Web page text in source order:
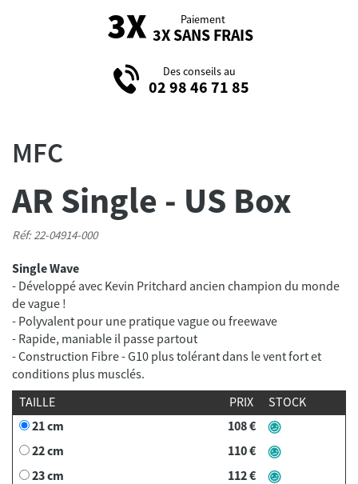
Paiement
3X SANS FRAIS
Des conseils au
02 98 46 71 85
MFC
AR Single - US Box
Réf: 22-04914-000
Single Wave
- Développé avec Kevin Pritchard ancien champion du monde
de vague !
- Polyvalent pour une pratique vague ou freewave
- Rapide, maniable il passe partout
- Construction Fibre - G10 plus tolérant dans le vent fort et
conditions plus musclés.
TAILLE
PRIX
STOCK
21 cm
108 €
22 cm
110 €
23 cm
112 €